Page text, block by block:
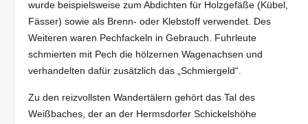
wurde beispielsweise zum Abdichten für Holzgefäße (Kübel,
Fässer) sowie als Brenn- oder Klebstoff verwendet. Des
Weiteren waren Pechfackeln in Gebrauch. Fuhrleute
schmierten mit Pech die hölzernen Wagenachsen und
verhandelten dafür zusätzlich das „Schmiergeld“.
Zu den reizvollsten Wandertälern gehört das Tal des
Weißbaches, der an der Hermsdorfer Schickelshöhe